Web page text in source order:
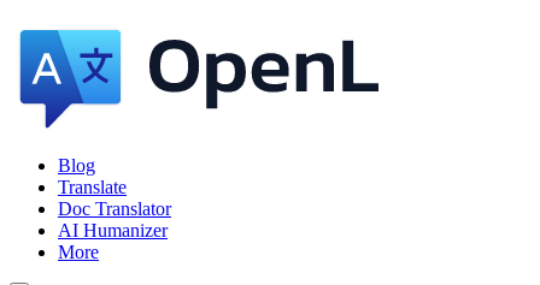
Blog
Translate
Doc Translator
AI Humanizer
More